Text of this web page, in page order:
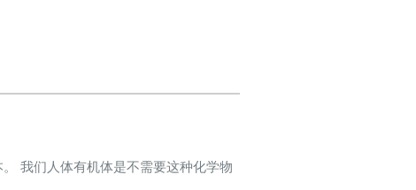
我们人体有机体是不需要这种化学物